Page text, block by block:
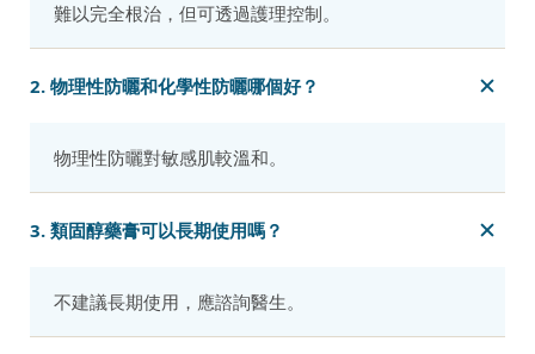
難以完全根治，但可透過護理控制。
2. 物理性防曬和化學性防曬哪個好？
物理性防曬對敏感肌較溫和。
3. 類固醇藥膏可以長期使用嗎？
不建議長期使用，應諮詢醫生。